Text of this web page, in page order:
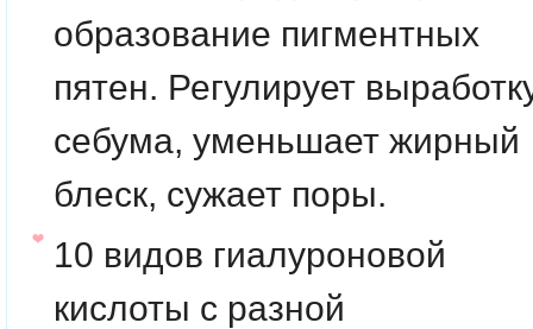
образование пигментных
пятен. Регулирует
себума, уменьшает жирный
блеск, сужает поры.
10 видов гиалуроновой
кислоты с разной